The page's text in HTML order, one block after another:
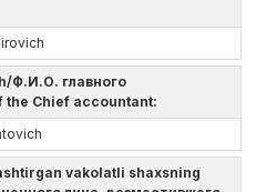
Ф.И.О. главного
the Chief accountant:
vakolatli shaxsning